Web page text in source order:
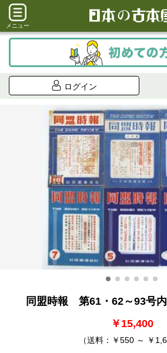
メニュー
ログイン
同盟時報 第61・62～93号
￥15,400
（送料：￥550 ～ ￥